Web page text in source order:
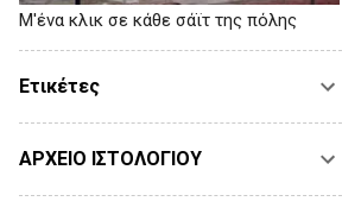
Μ'ένα κλικ σε κάθε σάϊτ της πόλης
Ετικέτες
ΑΡΧΕΙΟ ΙΣΤΟΛΟΓΙΟΥ